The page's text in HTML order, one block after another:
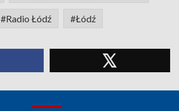
#Radio Łódź #Łódź